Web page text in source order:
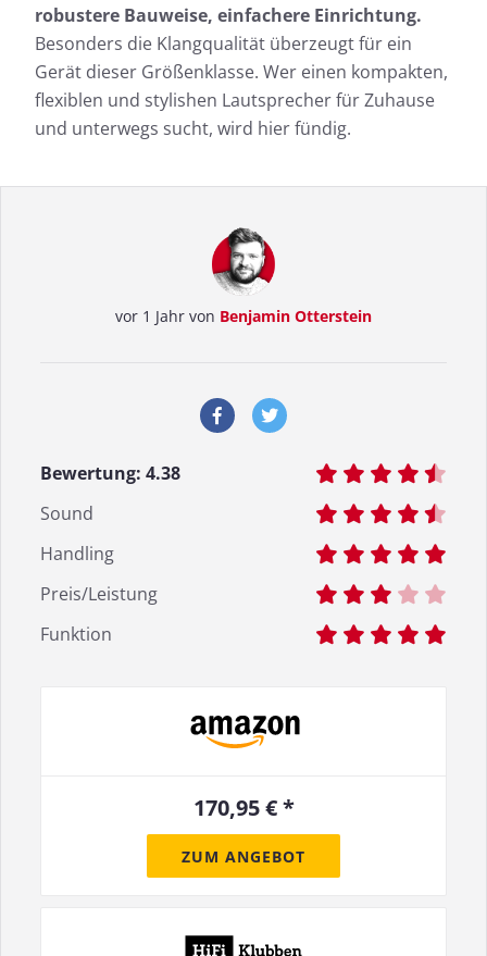
robustere Bauweise, einfachere Einrichtung.
Besonders die Klangqualität überzeugt für ein
Gerät dieser Größenklasse. Wer einen kompakten,
flexiblen und stylishen Lautsprecher für Zuhause
und unterwegs sucht, wird hier fündig.
vor 1 Jahr von Benjamin Otterstein
Bewertung: 4.38
Sound
Handling
Preis/Leistung
Funktion
170,95 € *
ZUM ANGEBOT